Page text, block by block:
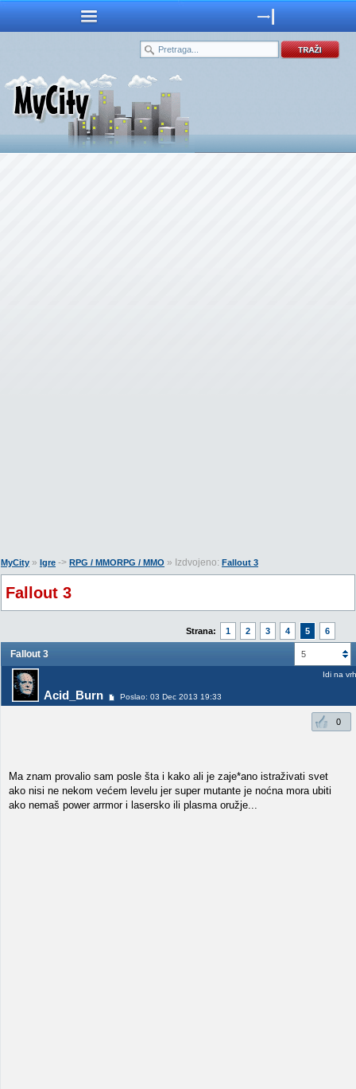
MyCity » Igre -> RPG / MMORPG / MMO » Izdvojeno: Fallout 3
Fallout 3
Strana: 1 2 3 4 5 6
5
Fallout 3
Acid_Burn Poslao: 03 Dec 2013 19:33
Idi na vrh
0
Ma znam provalio sam posle šta i kako ali je zaje*ano istraživati svet
ako nisi ne nekom većem levelu jer super mutante je noćna mora ubiti
ako nemaš power arrmor i lasersko ili plasma oružje...